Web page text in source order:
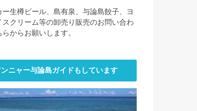
ー生樽ビール、島有泉、与論島餃子、ヨ
スクリーム等の卸売り販売のお問い合わ
からお願いします。
ニャー与論島ガイドもしています